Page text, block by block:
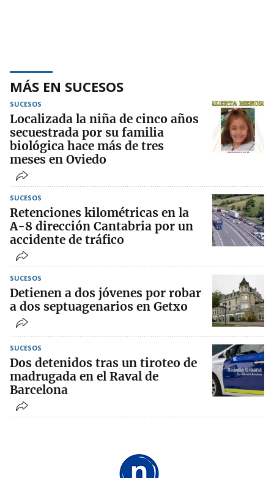
MÁS EN SUCESOS
SUCESOS
Localizada la niña de cinco años
secuestrada por su familia
biológica hace más de tres
meses en Oviedo
SUCESOS
Retenciones kilométricas en la
A-8 dirección Cantabria por un
accidente de tráfico
SUCESOS
Detienen a dos jóvenes por robar
a dos septuagenarios en Getxo
SUCESOS
Dos detenidos tras un tiroteo de
madrugada en el Raval de
Barcelona